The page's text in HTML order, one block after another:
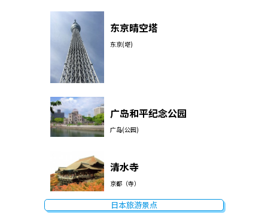
东京晴空塔
东京(塔)
广岛和平纪念公园
广岛(公园)
清水寺
京都（寺）
日本旅游景点